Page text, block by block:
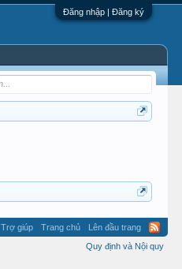
Đăng nhập | Đăng ký
Trợ giúp Trang chủ
Lên đầu trang
Quy định và Nội quy